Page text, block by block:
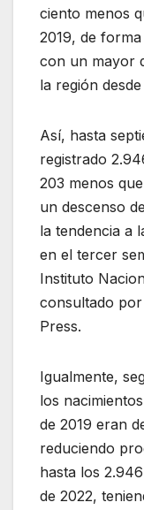
ciento menos
2019, de
con un mayor
la región
Así, hasta
registrado
203 menos
un descenso
la tendencia a
en el tercer
Instituto
consultado
Press.
Igualmente,
los
de 2019 eran
reduciendo
hasta los
de 2022,